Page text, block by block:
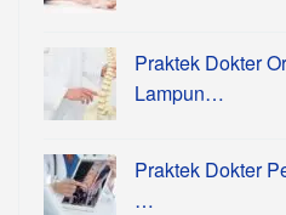
Praktek Dokter
Lampun…
Praktek Dokter
…